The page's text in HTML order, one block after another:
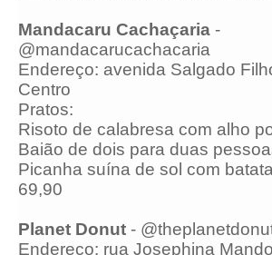
Mandacaru Cachaçaria -
@mandacarucachacaria
Endereço: avenida Salgado
Centro
Pratos:
Risoto de calabresa com alho
Baião de dois para duas
Picanha suína de sol com
69,90
Planet Donut -
Endereço: rua Josephina